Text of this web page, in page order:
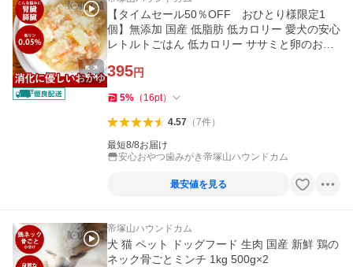
【タイムセール50％OFF おひとり様限定1
個】無添加 国産 低脂肪 低カロリー 愛犬の安心
レトルトごはん 低カロリー ササミと卵のおか
395円
5% （ 16pt）
4.57（7件）
最短8/8お届け
安心おやつ歯みがき帝塚山ハウンドカム
最安値を見る
帝塚山ハウンドカム
犬 猫 ペット ドッグフード 生肉 国産 新鮮 鶏の
ネック骨ごとミンチ 1kg 500g×2